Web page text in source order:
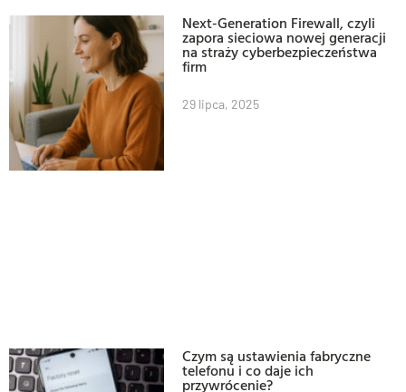
Next-Generation Firewall, czyli
zapora sieciowa nowej generacji
na straży cyberbezpieczeństwa
firm
29 lipca, 2025
Czym są ustawienia fabryczne
telefonu i co daje ich
przywrócenie?